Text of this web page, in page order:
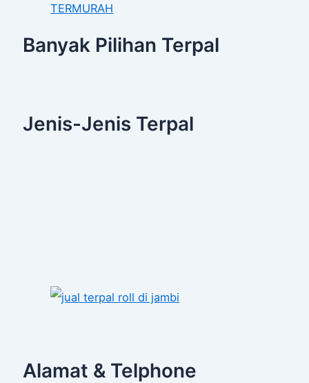
TERMURAH
Banyak Pilihan Terpal
Jenis-Jenis Terpal
Alamat & Telphone